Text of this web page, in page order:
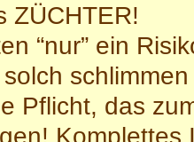
ZÜCHTER!
“nur” ein
Pflicht, das
Komplettes